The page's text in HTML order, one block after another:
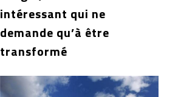
intéressant qui ne
demande qu’à être
transformé